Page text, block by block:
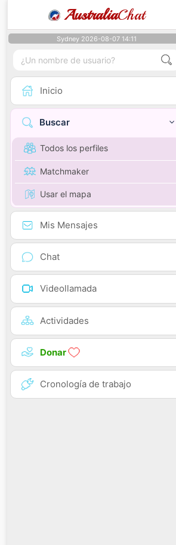
AustraliaChat
Sydney 2026-08-07 14:11
Inicio
Buscar
Todos los perfiles
Matchmaker
Usar el mapa
Mis Mensajes
Chat
Videollamada
Actividades
Donar
Cronología de trabajo